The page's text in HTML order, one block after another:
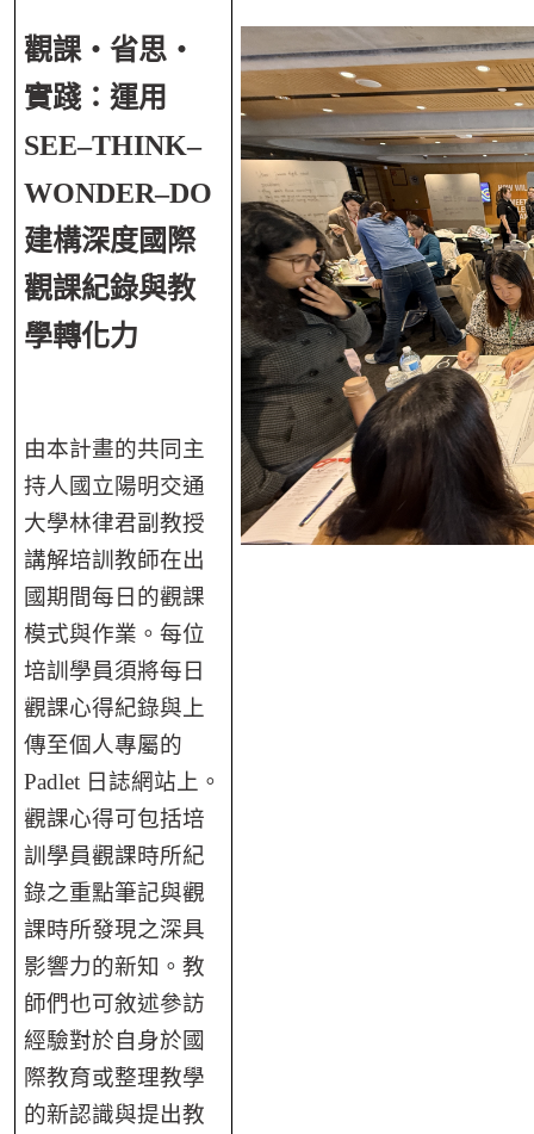
觀課・省思・
實踐：運用
SEE–THINK–
WONDER–DO
建構深度國際
觀課紀錄與教
學轉化力
由本計畫的共同主
持人國立陽明交通
大學林律君副教授
講解培訓教師在出
國期間每日的觀課
模式與作業。每位
培訓學員須將每日
觀課心得紀錄與上
傳至個人專屬的
Padlet 日誌網站上。
觀課心得可包括培
訓學員觀課時所紀
錄之重點筆記與觀
課時所發現之深具
影響力的新知。教
師們也可敘述參訪
經驗對於自身於國
際教育或整理教學
的新認識與提出教